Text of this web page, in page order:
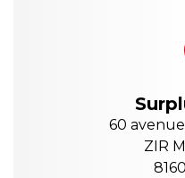
60
ZIR